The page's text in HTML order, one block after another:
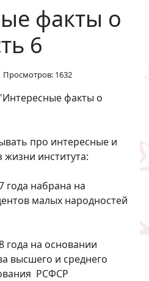
факты о
6
Просмотров: 1632
факты о
про интересные и
института:
года набрана на
малых народностей
года на основании
высшего и среднего
РСФСР